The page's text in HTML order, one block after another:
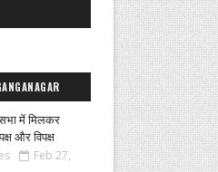
में मिलकर
और विपक्ष
Feb 27,